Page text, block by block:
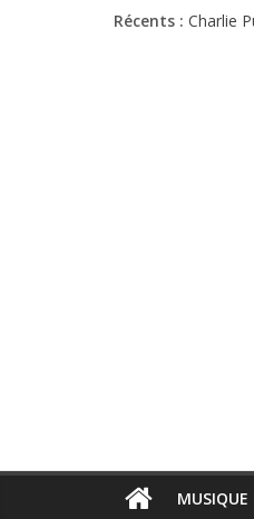
Récents : Charlie
MUSIQUE